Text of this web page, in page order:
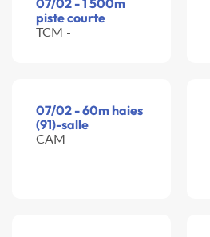
07/02 - 1 500m
piste courte
TCM -
07/02 - 60m haies
(91)-salle
CAM -